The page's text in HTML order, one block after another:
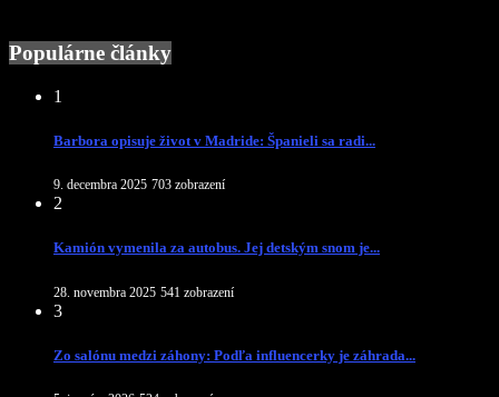
Populárne články
1
Barbora opisuje život v Madride: Španieli sa radi...
9. decembra 2025 703 zobrazení
2
Kamión vymenila za autobus. Jej detským snom je...
28. novembra 2025 541 zobrazení
3
Zo salónu medzi záhony: Podľa influencerky je záhrada...